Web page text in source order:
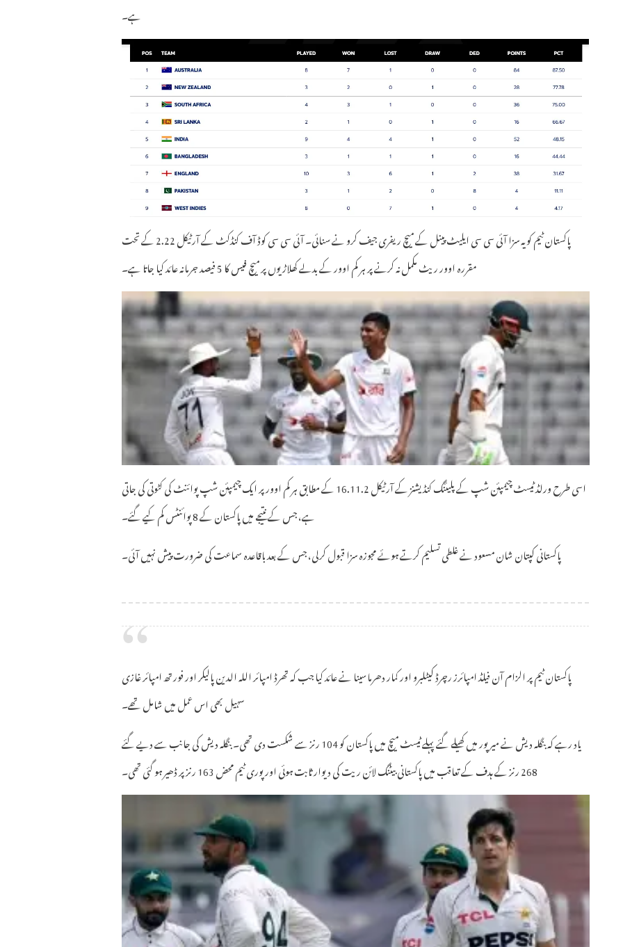
ہے۔
پاکستان ٹیم کو یہ سزا آئی سی سی ایلیٹ پینل کے میچ ریفری جیف کرو نے سنائی۔ آئی سی سی کوڈ آف کنڈکٹ کے آرٹیکل 2.22 کے تحت
مقررہ اوور ریٹ مکمل نہ کرنے پر ہر کم اوور کے بدلے کھلاڑیوں پر میچ فیس کا 5 فیصد جرمانہ عائد کیا جاتا ہے۔
اسی طرح ورلڈ ٹیسٹ چیمپئن شپ کے پلیئنگ کنڈیشنز کے آرٹیکل 16.11.2 کے مطابق ہر کم اوور پر ایک چیمپئن شپ پوائنٹ کی کٹوتی کی جاتی
ہے، جس کے نتیجے میں پاکستان کے 8 پوائنٹس کم کیے گئے۔
پاکستانی کپتان شان مسعود نے غلطی تسلیم کرتے ہوئے مجوزہ سزا قبول کرلی، جس کے بعد باقاعدہ سماعت کی ضرورت پیش نہیں آئی۔
پاکستان ٹیم پر الزام آن فیلڈ امپائرز رچرڈ کیٹلبرو اور کمار دھرماسینا نے عائد کیا جب کہ تھرڈ امپائر اللہ الدین پالیکر اور فورتھ امپائر غازی
سہیل بھی اس عمل میں شامل تھے۔
یاد رہے کہ بنگلہ دیش نے میرپور میں کھیلے گئے پہلے ٹیسٹ میچ میں پاکستان کو 104 رنز سے شکست دی تھی۔ بنگلہ دیش کی جانب سے دیے گئے
268 رنز کے ہدف کے تعاقب میں پاکستانی بیٹنگ لائن ریت کی دیوار ثابت ہوئی اور پوری ٹیم محض 163 رنز پر ڈھیر ہو گئی تھی۔